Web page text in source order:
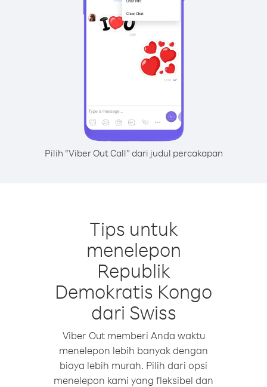
Pilih “Viber Out Call” dari judul percakapan
Tips untuk
menelepon
Republik
Demokratis Kongo
dari Swiss
Viber Out memberi Anda waktu
menelepon lebih banyak dengan
biaya lebih murah. Pilih dari opsi
menelepon kami yang fleksibel dan